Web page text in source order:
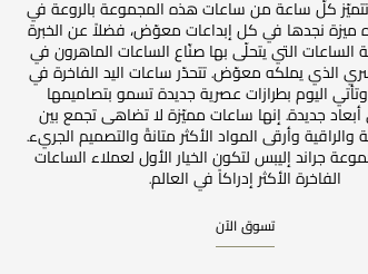
وتتميّز كلّ ساعة من ساعات هذه المجموعة بالروعة في
ميزة نجدها في كل إبداعات معوّض، فضلاً عن الخبرة
التي يتحلّى بها صنّاع الساعات الماهرون في
الذي يملكه معوّض. تتحدّر ساعات اليد الفاخرة في
اليوم بطرازات عصرية جديدة تسمو بتصاميمها
أبعاد جديدة. إنها ساعات مميّزة لا تضاهى تجمع بين
والراقية وأرقى المواد الأكثر متانةً والتصميم الجريء.
جراند إليبس لتكون الخيار الأول لعملاء الساعات
الفاخرة الأكثر إدراكاً في العالم.
تسوق الآن